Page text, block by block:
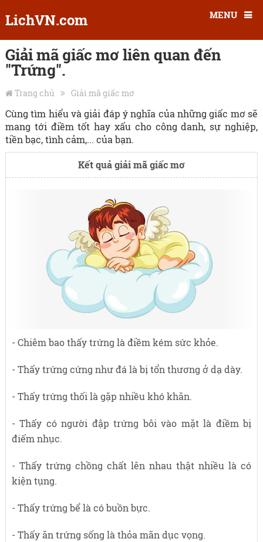
LichVN.com MENU
Giải mã giấc mơ liên quan đến
"Trứng".
Trang chủ Giải mã giấc mơ
Cùng tìm hiểu và giải đáp ý nghĩa của những giấc mơ sẽ
mang tới điềm tốt hay xấu cho công danh, sự nghiệp,
tiền bạc, tình cảm,... của bạn.
Kết quả giải mã giấc mơ
- Chiêm bao thấy trứng là điềm kém sức khỏe.
- Thấy trứng cứng như đá là bị tổn thương ở dạ dày.
- Thấy trứng thối là gặp nhiều khó khăn.
- Thấy có người đập trứng bôi vào mặt là điềm bị
điếm nhục.
- Thấy trứng chồng chất lên nhau thật nhiều là có
kiện tụng.
- Thấy trứng bể là có buồn bực.
- Thấy ăn trứng sống là thỏa mãn dục vọng.